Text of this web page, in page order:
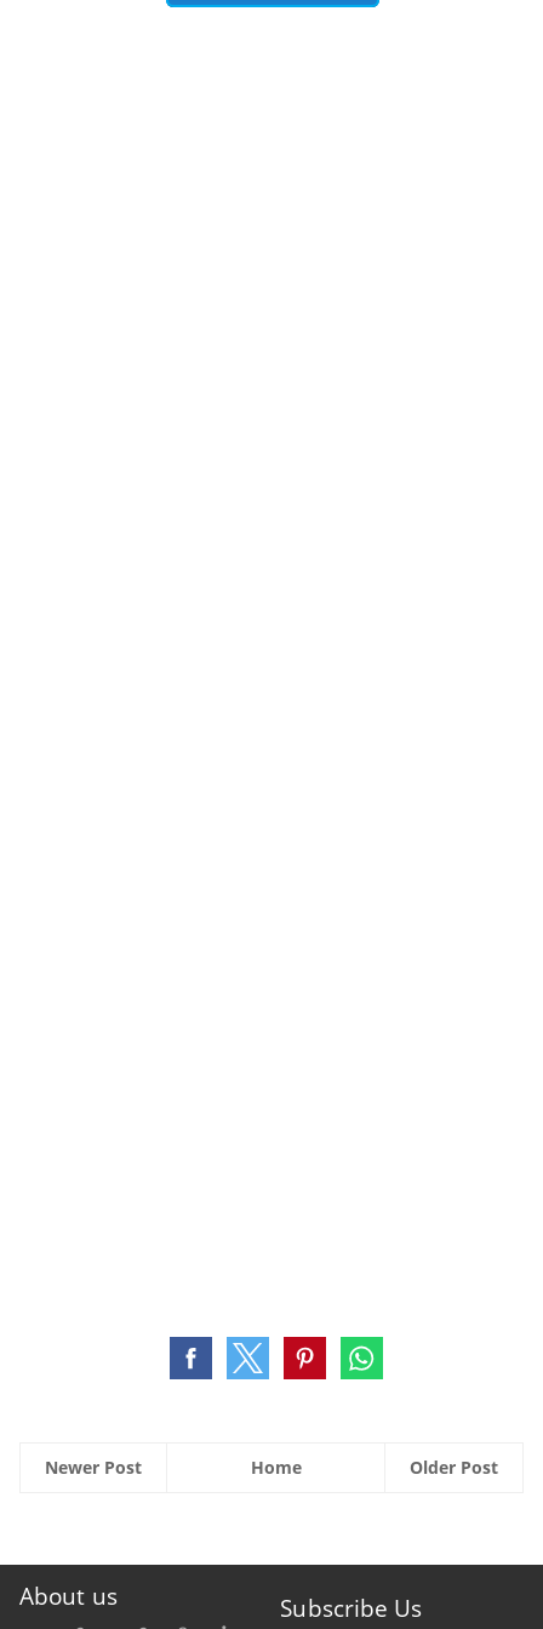
Newer Post Older Post
Home
About us Subscribe Us